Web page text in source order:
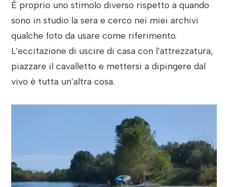
È proprio uno stimolo diverso rispetto a quando
sono in studio la sera e cerco nei miei archivi
qualche foto da usare come riferimento.
L’eccitazione di uscire di casa con l’attrezzatura,
piazzare il cavalletto e mettersi a dipingere dal
vivo è tutta un’altra cosa.